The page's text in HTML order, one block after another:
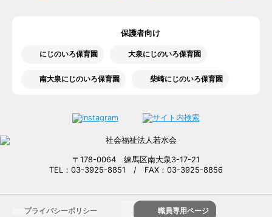
保護者向け
にじのいろ保育園 大泉にじのいろ保育園
南大泉にじのいろ保育園 柴崎にじのいろ保育園
〒178-0064 練馬区南大泉3-17-21
TEL：03-3925-8851 / FAX：03-3925-8856
プライバシーポリシー 職員専用ページ